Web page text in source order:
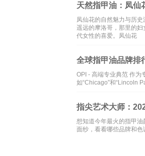
天然指甲油：凤仙
凤仙花的自然魅力与历
遥远的摩洛哥，那里的
代女性的喜爱。凤仙花
全球指甲油品牌排
OPI - 高端专业典范 作为
如“Chicago”和“Lincoln
指尖艺术大师：
想知道今年最火的指甲
面纱，看看哪些品牌和色